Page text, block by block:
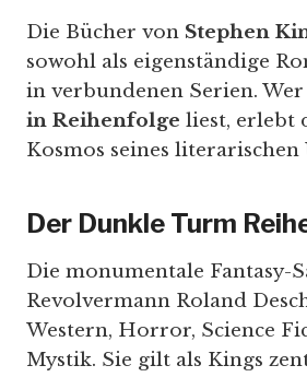
Die Bücher von Stephen
sowohl als eigenständige
in verbundenen Serien. Wer
in Reihenfolge liest, erlebt
Kosmos seines literarischen
Der Dunkle Turm
Die monumentale Fantasy-
Revolvermann Roland
Western, Horror, Science
Mystik. Sie gilt als Kings